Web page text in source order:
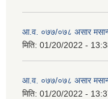
आ.व. ०७७/०७८ असार
मिति: 01/20/2022 -
आ.व. ०७७/०७८ असार
मिति: 01/20/2022 -